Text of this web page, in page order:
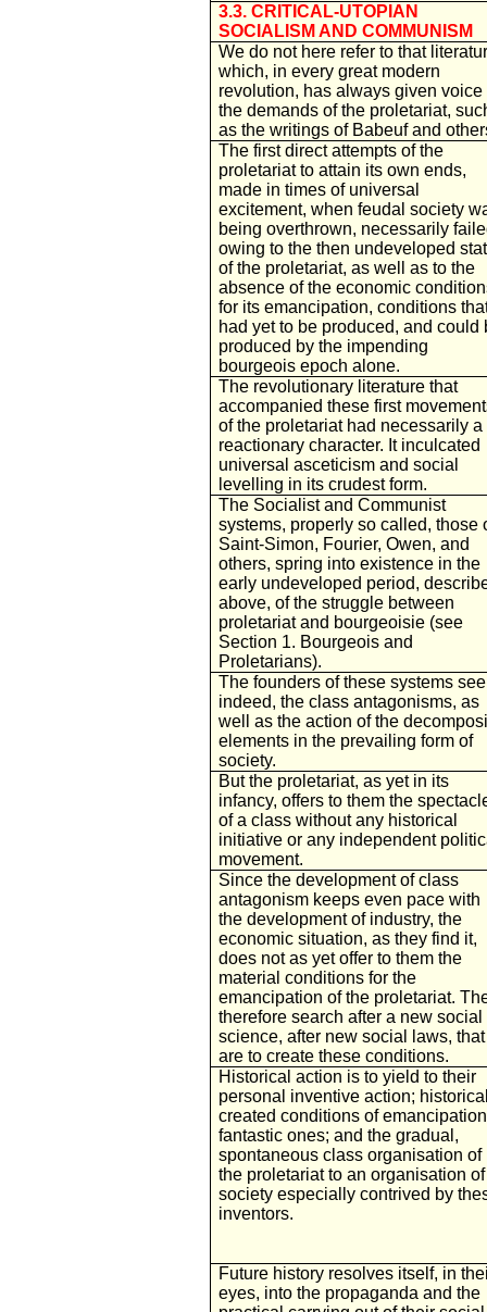
3.3. CRITICAL-UTOPIAN
SOCIALISM AND COMMUNISM
We do not here refer to that
which, in every great modern
revolution, has always given voice
the demands of the proletariat,
as the writings of Babeuf and
The first direct attempts of the
proletariat to attain its own ends,
made in times of universal
excitement, when feudal society
being overthrown, necessarily
owing to the then undeveloped
of the proletariat, as well as to the
absence of the economic
for its emancipation, conditions
had yet to be produced, and could
produced by the impending
bourgeois epoch alone.
The revolutionary literature that
accompanied these first
of the proletariat had necessarily a
reactionary character. It inculcated
universal asceticism and social
levelling in its crudest form.
The Socialist and Communist
systems, properly so called, those
Saint-Simon, Fourier, Owen, and
others, spring into existence in the
early undeveloped period,
above, of the struggle between
proletariat and bourgeoisie (see
Section 1. Bourgeois and
Proletarians).
The founders of these systems
indeed, the class antagonisms, as
well as the action of the
elements in the prevailing form of
society.
But the proletariat, as yet in its
infancy, offers to them the
of a class without any historical
initiative or any independent
movement.
Since the development of class
antagonism keeps even pace with
the development of industry, the
economic situation, as they find it,
does not as yet offer to them the
material conditions for the
emancipation of the proletariat.
therefore search after a new social
science, after new social laws, that
are to create these conditions.
Historical action is to yield to their
personal inventive action;
created conditions of
fantastic ones; and the gradual,
spontaneous class organisation of
the proletariat to an organisation of
society especially contrived by
inventors.
Future history resolves itself, in
eyes, into the propaganda and the